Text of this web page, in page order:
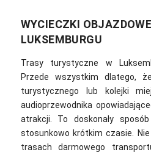
WYCIECZKI
LUKSEMBURGU
Trasy turystyczne w
Przede wszystkim dlatego,
turystycznego lub kolejki
audioprzewodnika
atrakcji. To doskonały
stosunkowo krótkim czasie.
trasach darmowego